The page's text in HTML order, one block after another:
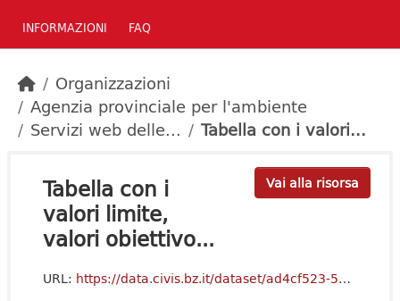
INFORMAZIONI FAQ
Organizzazioni
Agenzia provinciale per l'ambiente
Servizi web delle...
Tabella con i valori...
Vai alla risorsa
Tabella con i
valori limite,
valori obiettivo...
URL: https://data.civis.bz.it/dataset/ad4cf523-5197-4dec-941e-e909ad063d1a/resource/60b9f887-736a-4f5f-bc01-d9c4f4d15438/download/02tabellavalorilimitearia.pdf